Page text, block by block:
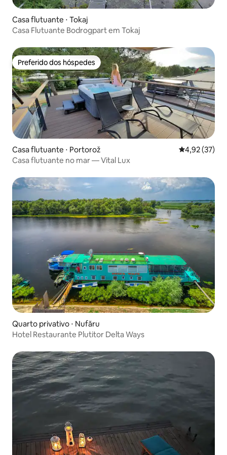
Casa flutuante ⋅ Tokaj
Casa Flutuante Bodrogpart em Tokaj
Preferido dos hóspedes
Preferido dos hóspedes
Casa flutuante ⋅ Portorož 4,92 de uma
4,92 (37)
Casa flutuante no mar — Vital Lux
Quarto privativo ⋅ Nufăru
Hotel Restaurante Plutitor Delta Ways